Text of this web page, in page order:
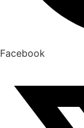
Facebook